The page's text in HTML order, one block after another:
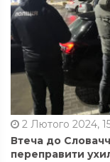
2 Лютого 2024,
Втеча до
переправити